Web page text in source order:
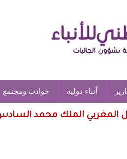
أنباء دولية حوادث ومجتمع
المغربي الملك محمد